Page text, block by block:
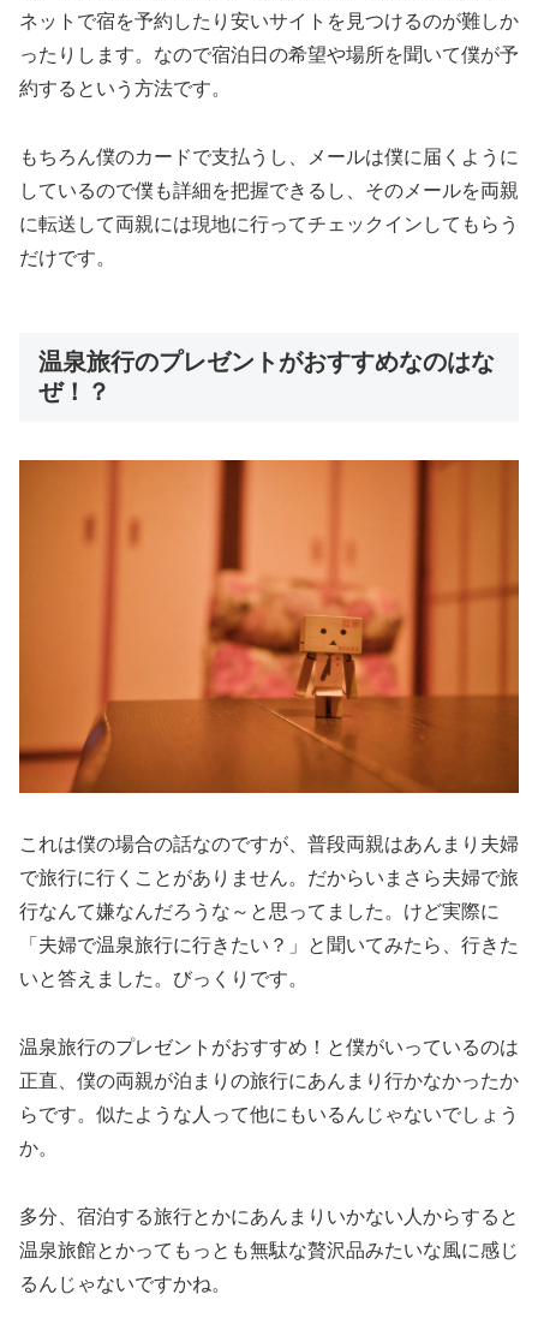
ネットで宿を予約したり安いサイトを見つけるのが難しか
ったりします。なので宿泊日の希望や場所を聞いて僕が予
約するという方法です。
もちろん僕のカードで支払うし、メールは僕に届くように
しているので僕も詳細を把握できるし、そのメールを両親
に転送して両親には現地に行ってチェックインしてもらう
だけです。
温泉旅行のプレゼントがおすすめなのはな
ぜ！？
これは僕の場合の話なのですが、普段両親はあんまり夫婦
で旅行に行くことがありません。だからいまさら夫婦で旅
行なんて嫌なんだろうな～と思ってました。けど実際に
「夫婦で温泉旅行に行きたい？」と聞いてみたら、行きた
いと答えました。びっくりです。
温泉旅行のプレゼントがおすすめ！と僕がいっているのは
正直、僕の両親が泊まりの旅行にあんまり行かなかったか
らです。似たような人って他にもいるんじゃないでしょう
か。
多分、宿泊する旅行とかにあんまりいかない人からすると
温泉旅館とかってもっとも無駄な贅沢品みたいな風に感じ
るんじゃないですかね。